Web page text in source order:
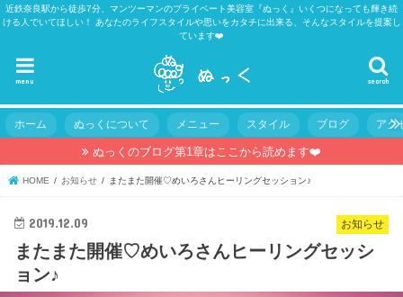
近鉄奈良駅から徒歩7分、マンツーマンのプライベート美容室『ぬっく』いくつになっても輝き続
ける人でいてほしい！ あなたのライフスタイルや思いをカタチに出来る、そんなスタイルを提案し
ています❤️
search
menu
ホーム ぬっくについて メニュー スタイル ブログ アク
ぬっくのブログ第1章はここから読めます❤️
HOME お知らせ またまた開催♡めいろさんヒーリングセッション♪
お知らせ
2019.12.09
またまた開催♡めいろさんヒーリングセッシ
ョン♪